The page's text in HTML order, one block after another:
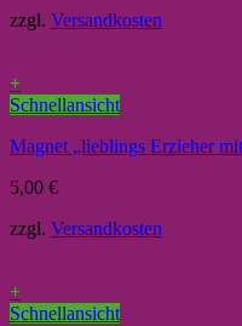
zzgl. Versandkosten
+
Schnellansicht
Magnet „lieblings Erzieher
5,00 €
zzgl. Versandkosten
+
Schnellansicht